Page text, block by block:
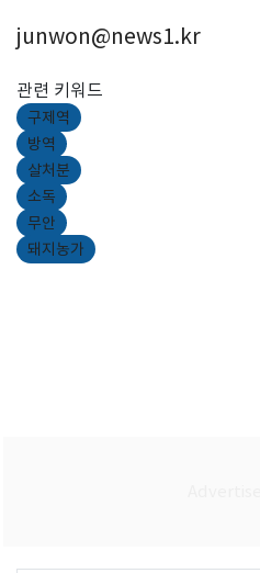
junwon@news1.kr
관련 키워드
구제역
방역
살처분
소독
무안
돼지농가